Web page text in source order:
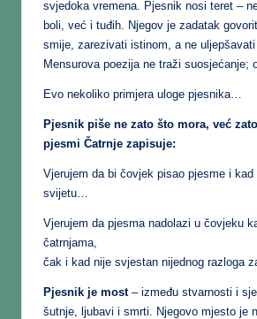
svjedoka vremena. Pjesnik nosi teret –
boli, već i tuđih. Njegov je zadatak
smije, zarezivati istinom, a ne uljepšavati
Mensurova poezija ne traži suosjećanje;
Evo nekoliko primjera uloge pjesnika…
Pjesnik piše ne zato što mora, već
pjesmi Čatrnje zapisuje:
Vjerujem da bi čovjek pisao pjesme i
svijetu…
Vjerujem da pjesma nadolazi u čovjeku
čatrnjama,
čak i kad nije svjestan nijednog razloga
Pjesnik je most – između stvarnosti i
šutnje, ljubavi i smrti. Njegovo mjesto je